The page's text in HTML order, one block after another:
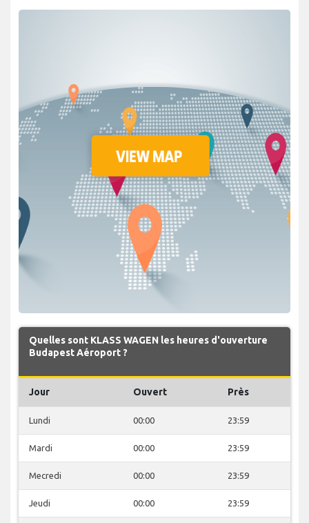
Quelles sont KLASS WAGEN les heures d'ouverture
Budapest Aéroport ?
Jour Ouvert Près
Lundi 00:00 23:59
Mardi 00:00 23:59
Mecredi 00:00 23:59
Jeudi 00:00 23:59